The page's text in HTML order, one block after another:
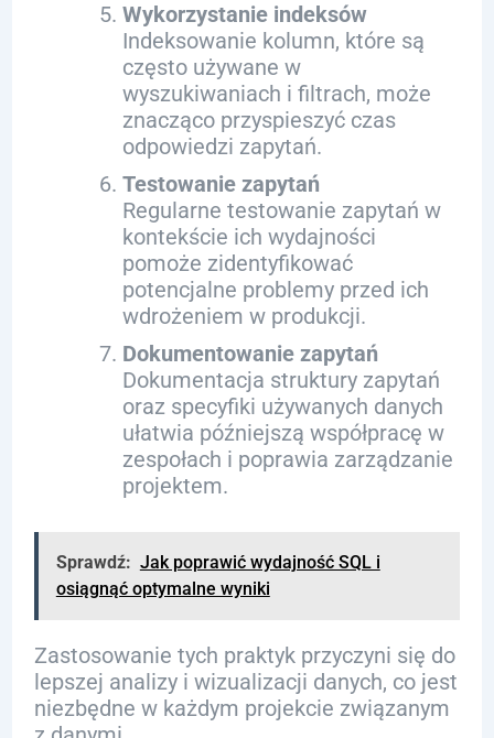
Wykorzystanie indeksów
Indeksowanie kolumn, które są
często używane w
wyszukiwaniach i filtrach, może
znacząco przyspieszyć czas
odpowiedzi zapytań.
Testowanie zapytań
Regularne testowanie zapytań w
kontekście ich wydajności
pomoże zidentyfikować
potencjalne problemy przed ich
wdrożeniem w produkcji.
Dokumentowanie zapytań
Dokumentacja struktury zapytań
oraz specyfiki używanych danych
ułatwia późniejszą współpracę w
zespołach i poprawia zarządzanie
projektem.
Sprawdź: Jak poprawić wydajność SQL i
osiągnąć optymalne wyniki
Zastosowanie tych praktyk przyczyni się do
lepszej analizy i wizualizacji danych, co jest
niezbędne w każdym projekcie związanym